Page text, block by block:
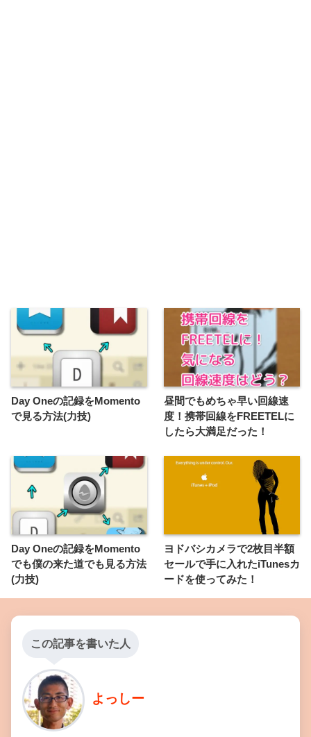
Day Oneの記録をMomento
で見る方法(力技)
昼間でもめちゃ早い回線速
度！携帯回線をFREETELに
したら大満足だった！
Day Oneの記録をMomento
でも僕の来た道でも見る方法
(力技)
ヨドバシカメラで2枚目半額
セールで手に入れたiTunesカ
ードを使ってみた！
この記事を書いた人
よっしー